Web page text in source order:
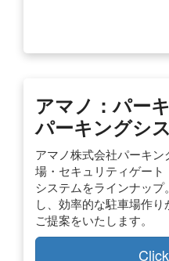
アマノ：パー
パーキングシ
アマノ株式会社パーキ
場・セキュリティゲート
システムをラインナッ
し、効率的な駐車場作
ご提案をいたします。